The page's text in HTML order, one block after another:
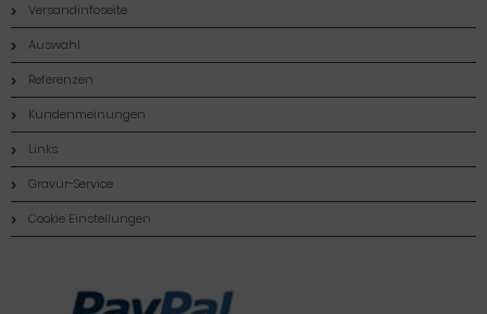
Versandinfoseite
Auswahl
Referenzen
Kundenmeinungen
Links
Gravur-Service
Cookie Einstellungen
Zahlungsmethoden